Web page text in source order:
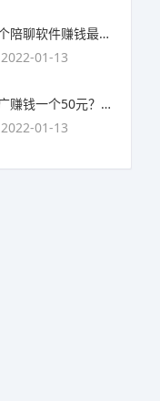
哪个陪聊软件赚钱最快？目前陪人聊天可以挣钱的app推荐
2022-01-13
推广赚钱一个50元？我这个一个最高可以赚500元
2022-01-13